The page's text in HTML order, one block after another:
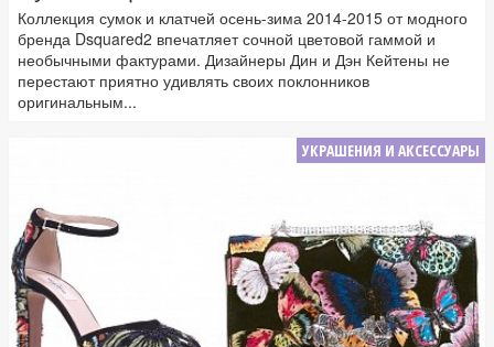
Коллекция сумок и клатчей осень-зима 2014-2015 от модного
бренда Dsquared2 впечатляет сочной цветовой гаммой и
необычными фактурами. Дизайнеры Дин и Дэн Кейтены не
перестают приятно удивлять своих поклонников
оригинальным...
УКРАШЕНИЯ И АКСЕССУАРЫ